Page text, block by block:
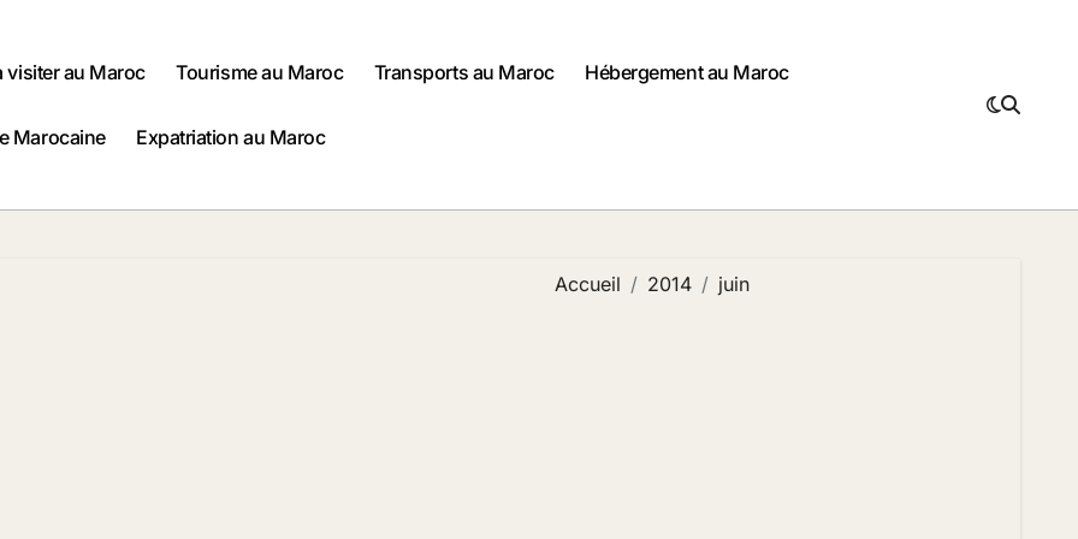
visiter au Maroc Tourisme au Maroc Transports au Maroc Hébergement au Maroc
Marocaine Expatriation au Maroc
Accueil 2014 juin